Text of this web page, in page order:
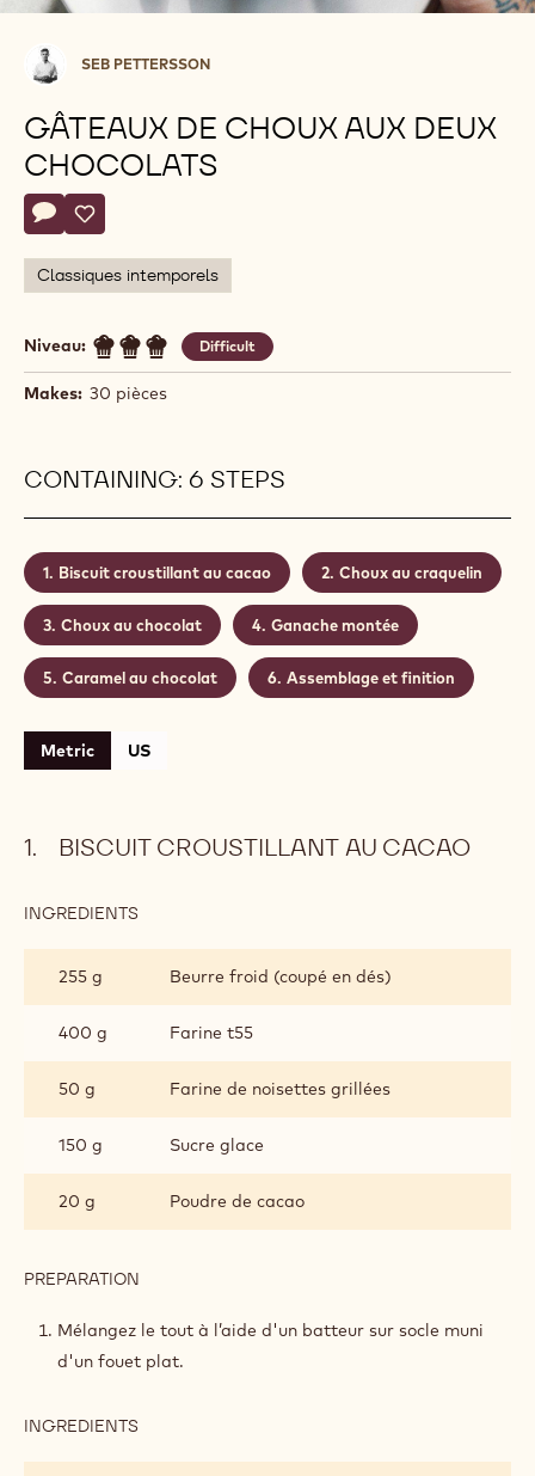
Seb
Pettersson
SEB PETTERSSON
GÂTEAUX DE CHOUX AUX DEUX
CHOCOLATS
Actions
Écrire un commentaire
- Gâteaux de choux aux deux chocolats
Sauvegarder
- Gâteaux de choux aux deux chocolats
Classiques intemporels
Niveau: Difficult
Makes: 30 pièces
CONTAINING: 6 STEPS
Biscuit croustillant au cacao Choux au craquelin
Choux au chocolat Ganache montée
Caramel au chocolat Assemblage et finition
Metric US
BISCUIT CROUSTILLANT AU CACAO
INGREDIENTS
CACAO
255 g Beurre froid (coupé en dés)
400 g Farine t55
50 g Farine de noisettes grillées
150 g Sucre glace
20 g Poudre de cacao
PREPARATION
CROUSTILLANT
CACAO
Mélangez le tout à l’aide d'un batteur sur socle muni
d'un fouet plat.
INGREDIENTS